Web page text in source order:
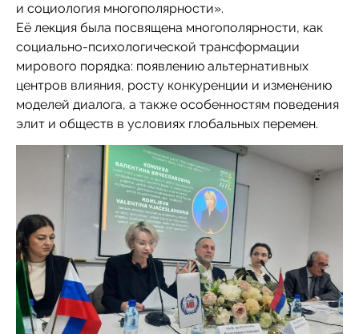
и социология многополярности».
Её лекция была посвящена многополярности, как
социально-психологической трансформации
мирового порядка: появлению альтернативных
центров влияния, росту конкуренции и изменению
моделей диалога, а также особенностям поведения
элит и обществ в условиях глобальных перемен.